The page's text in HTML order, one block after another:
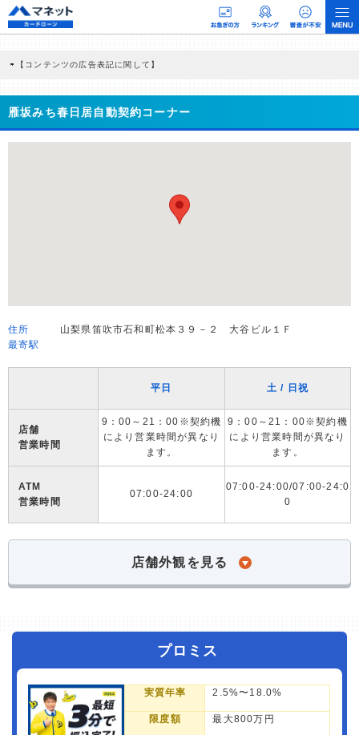
【コンテンツの広告表記に関して】
商品を根拠なくPRするものではなく、当編集部の調査／ユーザーへの口コミ収集な
どに基づき、公平性を担保した情報提供を行っています。
>提携企業一覧
雁坂みち春日居自動契約コーナー
住所
山梨県笛吹市石和町松本３９－２ 大谷ビル１Ｆ
最寄駅
平日 土 / 日祝
店舗
営業時間
9：00～21：00※契約機
により営業時間が異なり
ます。
9：00～21：00※契約機
により営業時間が異なり
ます。
ATM
営業時間
07:00-24:00
07:00-24:00/07:00-24:0
0
店舗外観を見る
プロミス
実質年率 2.5%〜18.0%
限度額 最大800万円